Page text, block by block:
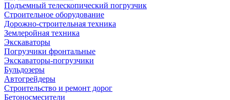
Подъемный телескопический погрузчик
Строительное оборудование
Дорожно-строительная техника
Землеройная техника
Экскаваторы
Погрузчики фронтальные
Экскаваторы-погрузчики
Бульдозеры
Автогрейдеры
Строительство и ремонт дорог
Бетоносмесители